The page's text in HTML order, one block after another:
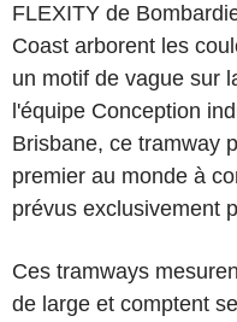
FLEXITY de
Coast arborent les
un motif de vague sur
l'équipe Conception
Brisbane, ce tramway
premier au monde à
prévus exclusivement
Ces tramways
de large et comptent